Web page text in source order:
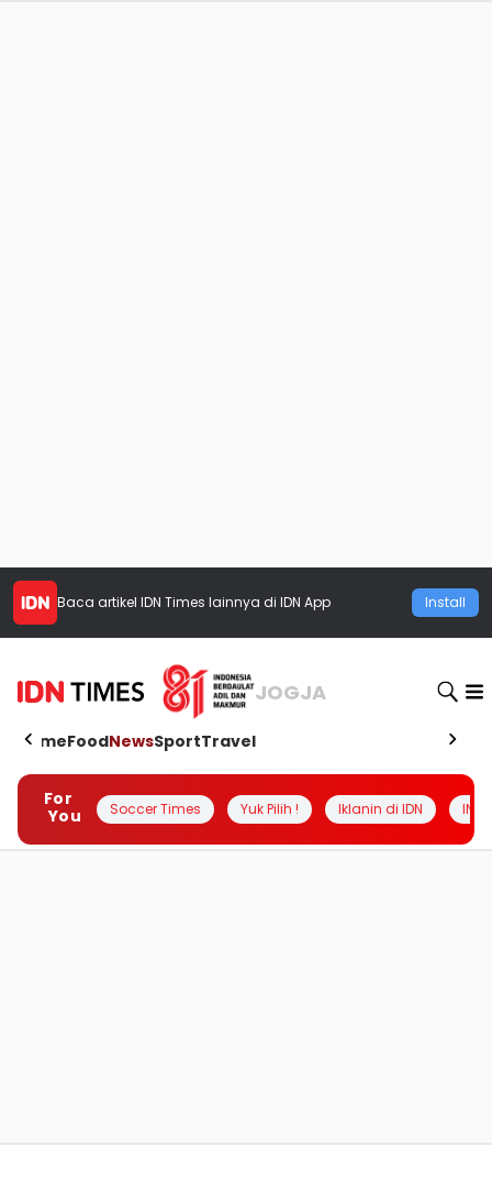
Baca artikel IDN Times lainnya di IDN App Install
JOGJA
HomeFoodNewsSportTravel
For
You
Soccer Times Yuk Pilih ! Iklanin di IDN